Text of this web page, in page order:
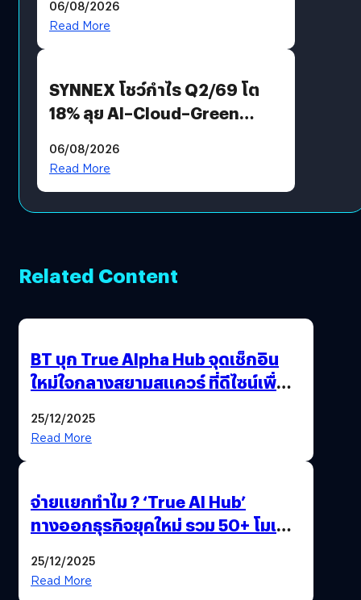
AGI
06/08/2026
Read More
SYNNEX โชว์กำไร Q2/69 โต
18% ลุย AI–Cloud–Green
Revenue เร่งเครื่อง New
ปันผล 0.10 บาท/หุ้น
06/08/2026
Read More
Related Content
BT บุก True Alpha Hub จุดเช็กอิน
ใหม่ใจกลางสยามสแควร์ ที่ดีไซน์เพื่อ
25/12/2025
Read More
จ่ายแยกทำไม ? ‘True AI Hub’
ทางออกธุรกิจยุคใหม่ รวม 50+ โมเดล
25/12/2025
Read More